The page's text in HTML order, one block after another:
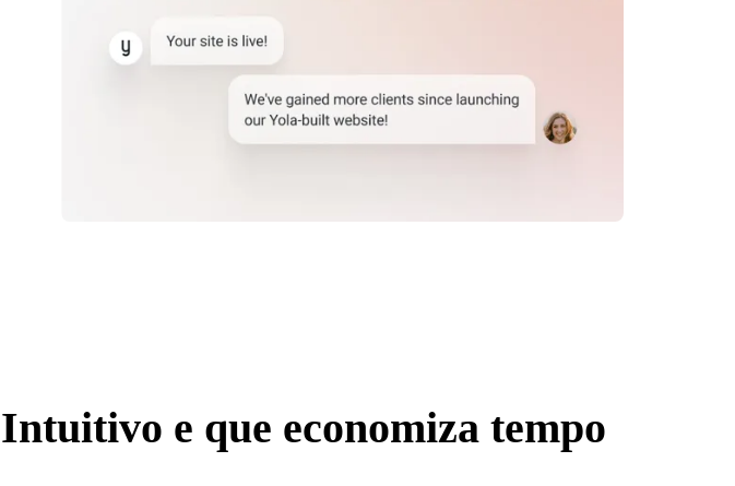
Intuitivo e que economiza tempo